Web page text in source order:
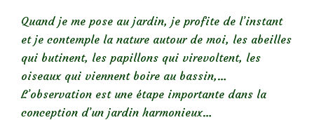
Quand je me pose au jardin, je profite de l’instant
et je contemple la nature autour de moi, les abeilles
qui butinent, les papillons qui virevoltent, les
oiseaux qui viennent boire au bassin,…
L’observation est une étape importante dans la
conception d’un jardin harmonieux…